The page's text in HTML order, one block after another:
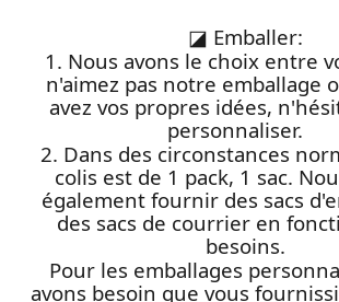
◪ Emballer:
1. Nous avons le choix entre
n'aimez pas notre emballage
avez vos propres idées,
personnaliser.
2. Dans des circonstances
colis est de 1 pack, 1 sac.
également fournir des sacs
des sacs de courrier en
besoins.
Pour les emballages
avons besoin que vous